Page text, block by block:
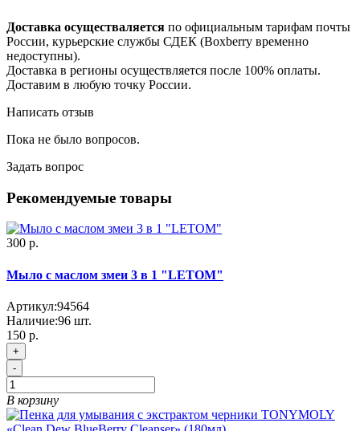
Доставка осуществаляется по официальным тарифам почты
России, курьерские службы СДЕК (Boxberry временно
недоступны).
Доставка в регионы осуществляется после 100% оплаты.
Доставим в любую точку России.
Написать отзыв
Пока не было вопросов.
Задать вопрос
Рекомендуемые товары
300 р.
Мыло с маслом змеи 3 в 1 "LETOM"
Артикул:94564
Наличие:96 шт.
150 р.
+
-
В корзину